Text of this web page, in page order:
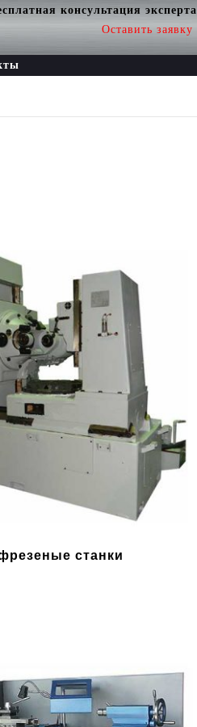
консультация эксперта
Оставить заявку
станки